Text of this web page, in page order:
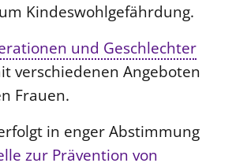
Kindeswohlgefährdung.
und Geschlechter
verschiedenen Angeboten
Frauen.
in enger Abstimmung
zur Prävention von